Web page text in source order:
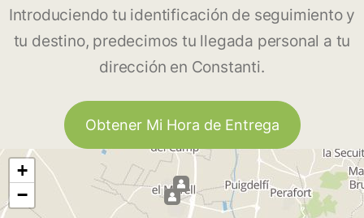
Introduciendo tu identificación de seguimiento y
tu destino, predecimos tu llegada personal a tu
dirección en Constanti.
Obtener Mi Hora de Entrega
+
−